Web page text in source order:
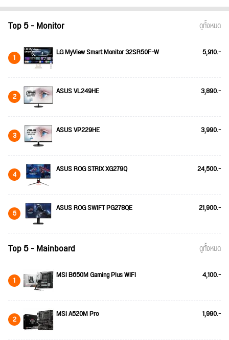
Top 5 - Monitor ดูทั้งหมด
1 LG MyView Smart Monitor 32SR50F-W 5,910.-
2 ASUS VL249HE 3,890.-
3 ASUS VP229HE 3,990.-
4 ASUS ROG STRIX XG279Q 24,500.-
5 ASUS ROG SWIFT PG278QE 21,900.-
Top 5 - Mainboard ดูทั้งหมด
1 MSI B650M Gaming Plus WIFI 4,100.-
2 MSI A520M Pro 1,990.-